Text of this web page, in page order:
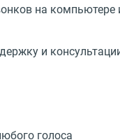
на
и
голоса